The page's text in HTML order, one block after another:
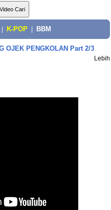
K-POP BBM
OJEK PENGKOLAN Part 2/3
Lebih